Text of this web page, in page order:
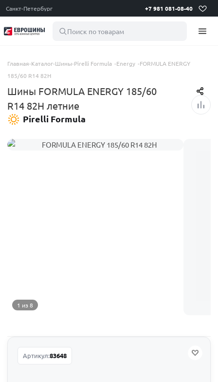
Санкт-Петербург +7 981 081-08-40
Поиск по товарам
Главная-Каталог-Шины-Pirelli Formula -Energy -FORMULA ENERGY
185/60 R14 82H
Шины FORMULA ENERGY 185/60
R14 82H летние
Pirelli Formula
1 из 8
Артикул:83648